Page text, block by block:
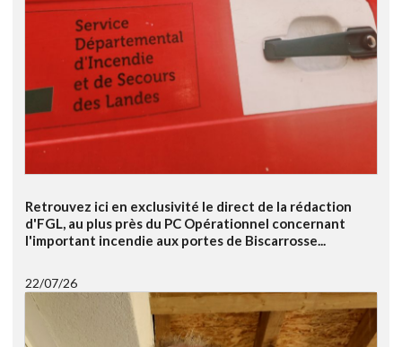
Retrouvez ici en exclusivité le direct de la rédaction
d'FGL, au plus près du PC Opérationnel concernant
l'important incendie aux portes de Biscarrosse...
22/07/26